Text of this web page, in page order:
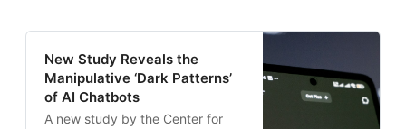
New Study Reveals the
Manipulative ‘Dark Patterns’
of AI Chatbots
A new study by the Center for